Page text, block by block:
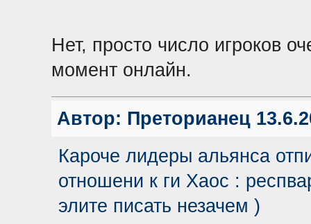
Нет, просто число игроков
момент онлайн.
Автор: Преторианец
Кароче лидеры альянса
отношени к ги Хаос :
элите писать незачем )